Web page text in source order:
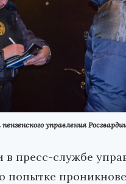
управления
пресс-службе
попытке